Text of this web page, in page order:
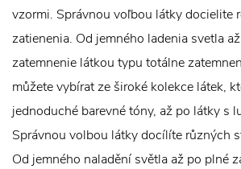
vzormi. Správnou voľbou látky docielite
zatienenia. Od jemného ladenia svetla
zatemnenie látkou typu totálne
můžete vybírat ze široké kolekce látek,
jednoduché barevné tóny, až po látky s
Správnou volbou látky docílíte různých
Od jemného naladění světla až po plné